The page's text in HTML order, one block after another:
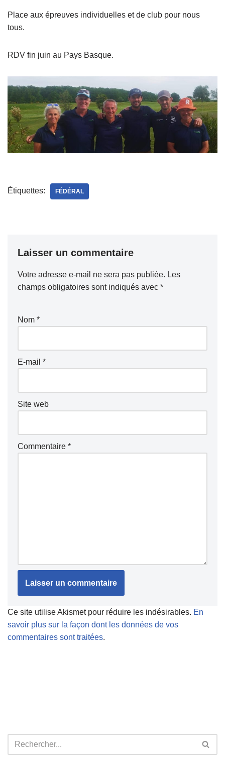
Place aux épreuves individuelles et de club pour nous
tous.
RDV fin juin au Pays Basque.
Étiquettes: FÉDÉRAL
Laisser un commentaire
Votre adresse e-mail ne sera pas publiée. Les
champs obligatoires sont indiqués avec *
Nom *
E-mail *
Site web
Commentaire *
Ce site utilise Akismet pour réduire les indésirables. En
savoir plus sur la façon dont les données de vos
commentaires sont traitées.